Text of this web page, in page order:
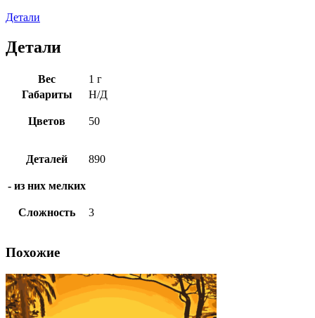
Детали
Детали
Вес
1 г
Габариты
Н/Д
Цветов 50
Деталей 890
- из них мелких
Сложность 3
Похожие